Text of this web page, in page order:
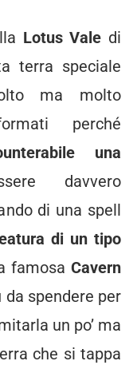
Lotus Vale di
terra speciale
ma molto
perché
una
davvero
di una spell
di un tipo
famosa Cavern
spendere per
un po’ ma
che si tappa